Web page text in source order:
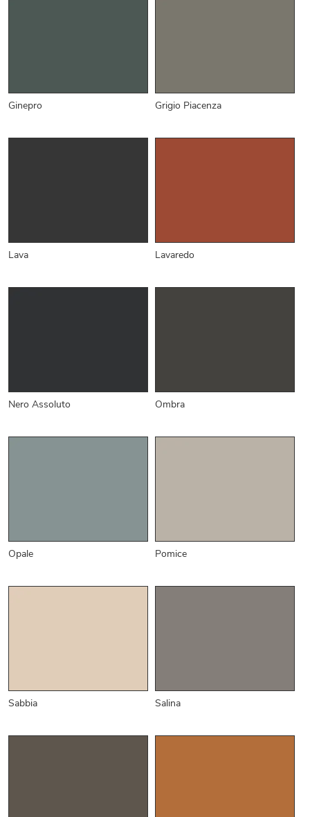
Ginepro Grigio Piacenza
Lava Lavaredo
Nero Assoluto Ombra
Opale Pomice
Sabbia Salina